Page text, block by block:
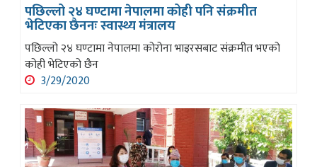
पछिल्लो २४ घण्टामा नेपालमा कोही पनि संक्रमीत
भेटिएका छैननः स्वास्थ्य मंत्रालय
पछिल्लो २४ घण्टामा नेपालमा कोरोना भाइरसबाट संक्रमीत भएको
कोही भेटिएको छैन
3/29/2020